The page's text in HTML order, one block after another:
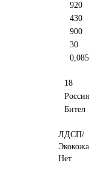
920
430
900
30
0,085
18
Россия
Бител
ЛДСП/
Экокожа
Нет